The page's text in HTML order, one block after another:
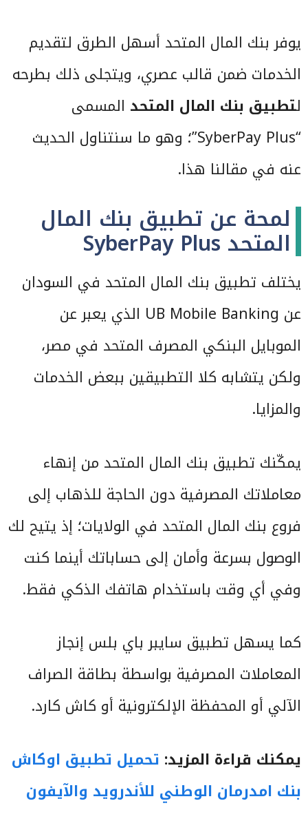
يوفر بنك المال المتحد أسهل الطرق لتقديم
الخدمات ضمن قالب عصري، ويتجلى ذلك بطرحه
لتطبيق بنك المال المتحد المسمى
“‎SyberPay Plus”؛ وهو ما سنتناول الحديث
عنه في مقالنا هذا.
لمحة عن تطبيق بنك المال
المتحد ‎SyberPay Plus
يختلف تطبيق بنك المال المتحد في السودان
عن UB Mobile Banking الذي يعبر عن
الموبايل البنكي المصرف المتحد في مصر،
ولكن يتشابه كلا التطبيقين ببعض الخدمات
والمزايا.
يمكّنك تطبيق بنك المال المتحد من إنهاء
معاملاتك المصرفية دون الحاجة للذهاب إلى
فروع بنك المال المتحد في الولايات؛ إذ يتيح لك
الوصول بسرعة وأمان إلى حساباتك أينما كنت
وفي أي وقت باستخدام هاتفك الذكي فقط.
كما يسهل تطبيق سايبر باي بلس إنجاز
المعاملات المصرفية بواسطة بطاقة الصراف
الآلي أو المحفظة الإلكترونية أو كاش كارد.
يمكنك قراءة المزيد: تحميل تطبيق اوكاش
بنك امدرمان الوطني للأندرويد والآيفون